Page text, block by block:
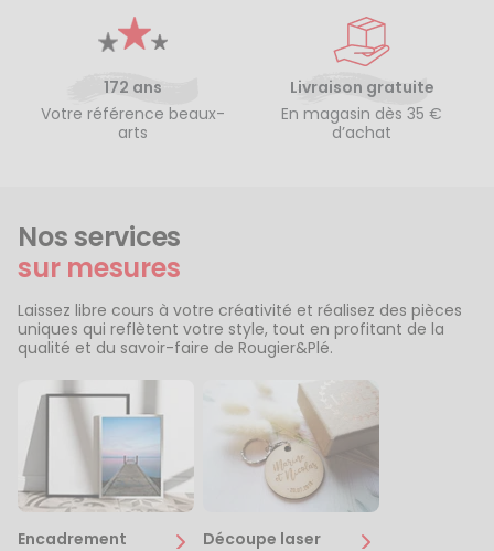
172 ans
Votre référence beaux-
arts
Livraison gratuite
En magasin dès 35 €
d’achat
Nos services
sur mesures
Laissez libre cours à votre créativité et réalisez des pièces
uniques qui reflètent votre style, tout en profitant de la
qualité et du savoir-faire de Rougier&Plé.
Encadrement Découpe laser